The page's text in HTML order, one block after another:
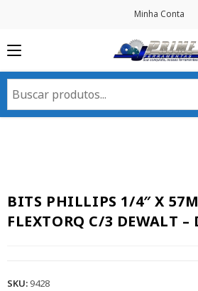
Minha Conta
BITS PHILLIPS 1/4″ X
FLEXTORQ C/3 DEWALT –
SKU:9428